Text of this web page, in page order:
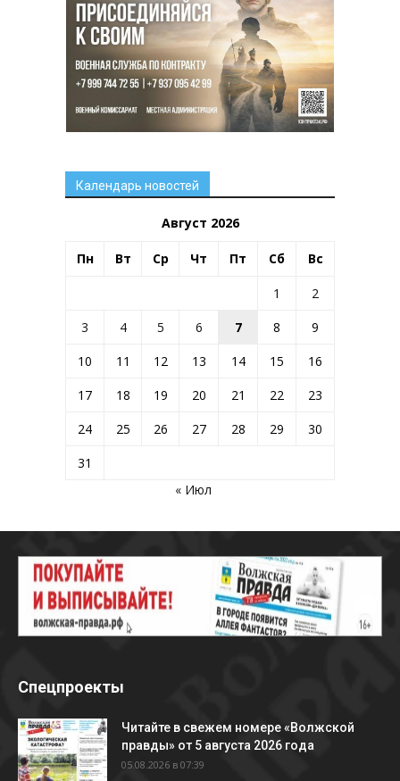
Календарь новостей
Август 2026
Пн Вт Ср Чт Пт Сб Вс
1
2
3
4 5 6 7 8
9
10
11 12 13 14 15
16
17
18 19 20 21 22
23
24
25 26 27 28 29
30
31
« Июл
Спецпроекты
Читайте в свежем номере «Волжской
правды» от 5 августа 2026 года
05.08.2026 в 07:39